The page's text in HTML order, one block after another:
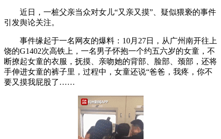
近日，一桩父亲当众对女儿“又亲又摸”、疑似猥亵的事件
引发舆论关注。
事件缘起于一名网友的爆料：10月27日，从广州南开往上
饶的G1402次高铁上，一名男子怀抱一个约五六岁的女童，不
断撩起女童的衣服，抚摸、亲吻她的背部、脸部、颈部，还将
手伸进女童的裤子里，过程中，女童还说“爸爸，我疼，你不
要又摸我屁股了……